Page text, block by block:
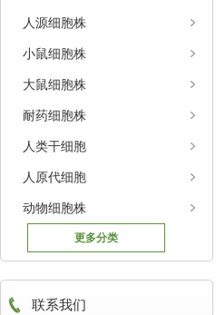
人源细胞株
小鼠细胞株
大鼠细胞株
耐药细胞株
人类干细胞
人原代细胞
动物细胞株
更多分类
联系我们